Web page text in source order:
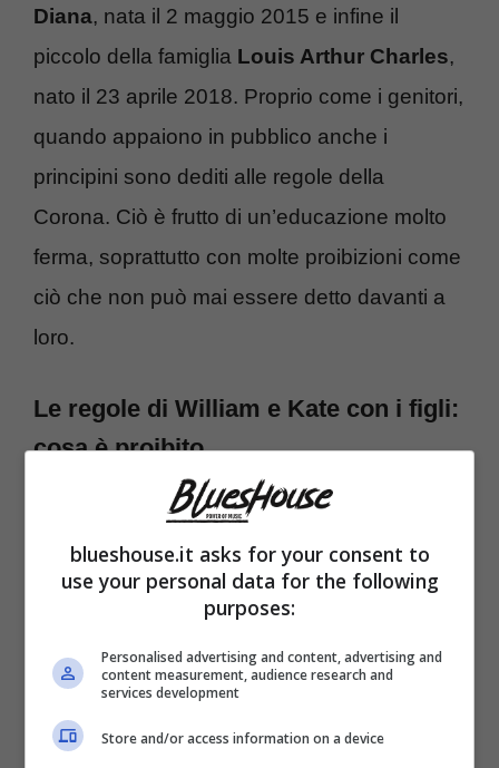
Diana, nata il 2 maggio 2015 e infine il
piccolo della famiglia Louis Arthur Charles,
nato il 23 aprile 2018. Proprio come i genitori,
quando appaiono in pubblico anche i
principini sono dediti alle regole della
Corona. Ciò è frutto di un’educazione molto
ferma, soprattutto con molte proibizioni come
ciò che non può mai essere detto davanti a
loro.
Le regole di William e Kate con i figli:
cosa è proibito
blueshouse.it asks for your consent to
use your personal data for the following
purposes:
Personalised advertising and content, advertising and
content measurement, audience research and
services development
Store and/or access information on a device